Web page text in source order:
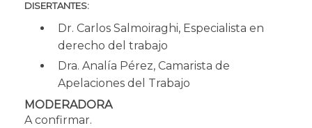
DISERTANTES:
Dr. Carlos Salmoiraghi, Especialista en
derecho del trabajo
Dra. Analía Pérez, Camarista de
Apelaciones del Trabajo
MODERADORA
A confirmar.